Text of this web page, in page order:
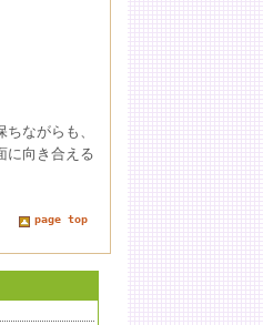
ながらも、
に向き合える
page top